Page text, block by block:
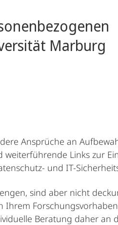
Marburg
Ansprüche an
Links zur
und IT-
sind aber nicht
Ihrem
Beratung daher an